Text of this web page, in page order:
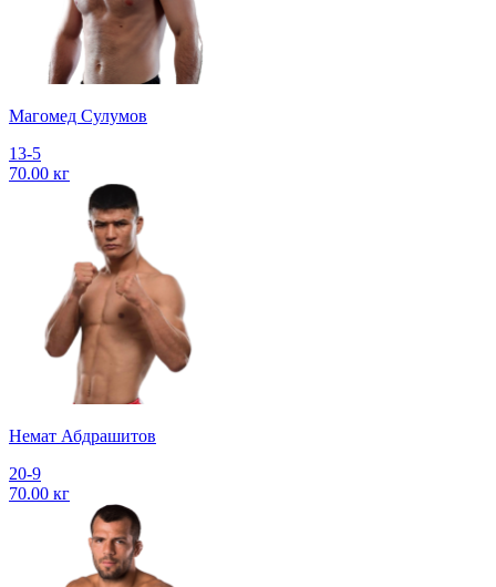
Магомед Сулумов
13-5
70.00 кг
Немат Абдрашитов
20-9
70.00 кг